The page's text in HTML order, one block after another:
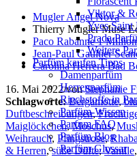
Viktor &
Yves Saint
Prada
Weitere
Parfüm kaufen Tipps
Damenparfüm
Herrenparfüm
Riechstoffe in
Parfüm-Wissen
Parfum FAQ
Parfüm Blog
Parfüm Glossar
Mugler Angel Nova
Thierry Mugler Muse
Paco Rabanne 1
Jean-Paul Gaultier
Carolina Herrera Bad
16. Mai 2022/vonStephanie
Schlagworte: Bergamotte,
Duftbeschreibungen,
Maiglöckchen,Moschus,
Weihrauch, Pfingstrose,
& Herren,süße Düfte,Vanille,